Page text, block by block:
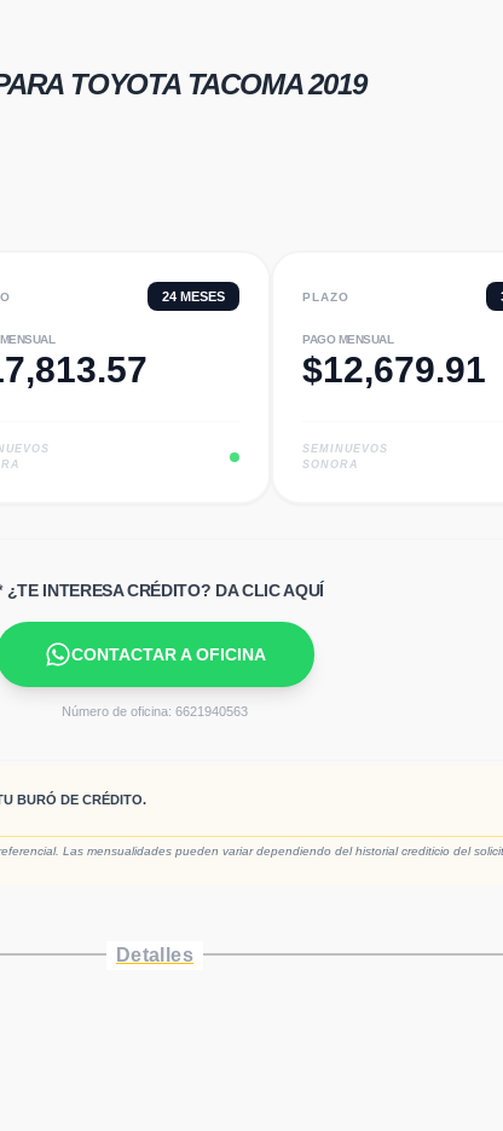
TOYOTA TACOMA 2019
24 MESES PLAZO
PAGO MENSUAL
$12,679.91
SEMINUEVOS
SONORA
¿TE INTERESA CRÉDITO? DA CLIC AQUÍ
CONTACTAR A OFICINA
Número de oficina: 6621940563
BURÓ DE CRÉDITO.
Las mensualidades pueden variar dependiendo del historial crediticio del
Detalles